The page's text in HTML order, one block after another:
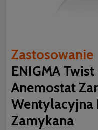
Zastosowanie
ENIGMA
Anemostat
Wentylacyjna
Zamykana